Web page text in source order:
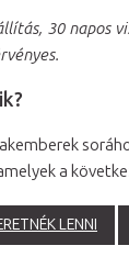
30 napos
a
LENNI